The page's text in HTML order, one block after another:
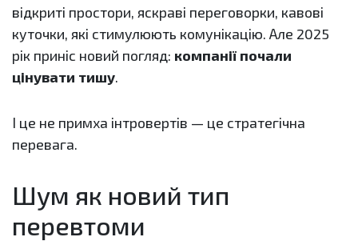
відкриті простори, яскраві переговорки, кавові
куточки, які стимулюють комунікацію. Але 2025
рік приніс новий погляд: компанії почали
цінувати тишу.
І це не примха інтровертів — це стратегічна
перевага.
Шум як новий тип
перевтоми